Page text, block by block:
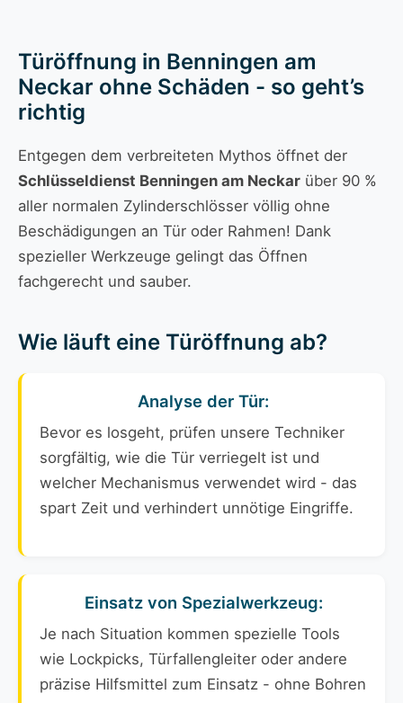
Türöffnung in Benningen am
Neckar ohne Schäden - so geht’s
richtig
Entgegen dem verbreiteten Mythos öffnet der
Schlüsseldienst Benningen am Neckar über 90 %
aller normalen Zylinderschlösser völlig ohne
Beschädigungen an Tür oder Rahmen! Dank
spezieller Werkzeuge gelingt das Öffnen
fachgerecht und sauber.
Wie läuft eine Türöffnung ab?
Analyse der Tür:
Bevor es losgeht, prüfen unsere Techniker
sorgfältig, wie die Tür verriegelt ist und
welcher Mechanismus verwendet wird - das
spart Zeit und verhindert unnötige Eingriffe.
Einsatz von Spezialwerkzeug:
Je nach Situation kommen spezielle Tools
wie Lockpicks, Türfallengleiter oder andere
präzise Hilfsmittel zum Einsatz - ohne Bohren